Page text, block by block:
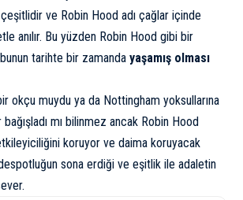
ve Robin Hood adı çağlar içinde
anılır. Bu yüzden Robin Hood gibi bir
tarihte bir zamanda yaşamış olması
okçu muydu ya da Nottingham yoksullarına
bağışladı mı bilinmez ancak Robin Hood
koruyor ve daima koruyacak
sona erdiği ve eşitlik ile adaletin